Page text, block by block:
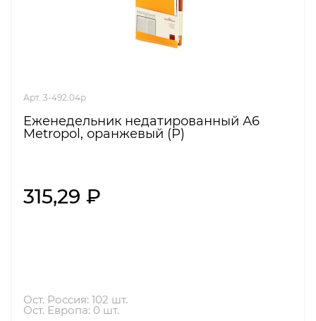
Арт. 3-492.04p
Еженедельник недатированный А6
Metropol, оранжевый (Р)
315,29 ₽
Ост. Россия: 102 шт.
Ост. Европа: 0 шт.